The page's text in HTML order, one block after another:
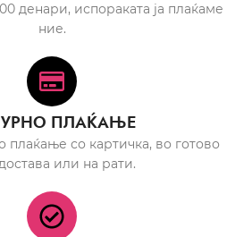
денари, испораката ја плаќаме
ние.
ПЛАЌАЊЕ
плаќање со картичка, во готово
или на рати.